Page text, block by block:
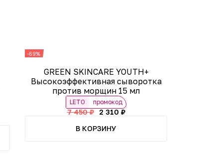
-69%
GREEN SKINCARE YOUTH+
Высокоэффективная сыворотка
против морщин 15 мл
LETO промокод
7 450 ₽
2 310 ₽
В КОРЗИНУ